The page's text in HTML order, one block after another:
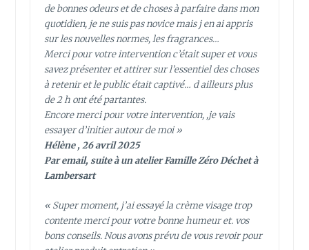
de bonnes odeurs et de choses à parfaire dans mon
quotidien, je ne suis pas novice mais j en ai appris
sur les nouvelles normes, les fragrances…
Merci pour votre intervention c’était super et vous
savez présenter et attirer sur l’essentiel des choses
à retenir et le public était captivé… d ailleurs plus
de 2 h ont été partantes.
Encore merci pour votre intervention, ,je vais
essayer d’initier autour de moi »
Hélène , 26 avril 2025
Par email, suite à un atelier Famille Zéro Déchet à
Lambersart
« Super moment, j’ai essayé la crème visage trop
contente merci pour votre bonne humeur et. vos
bons conseils. Nous avons prévu de vous revoir pour